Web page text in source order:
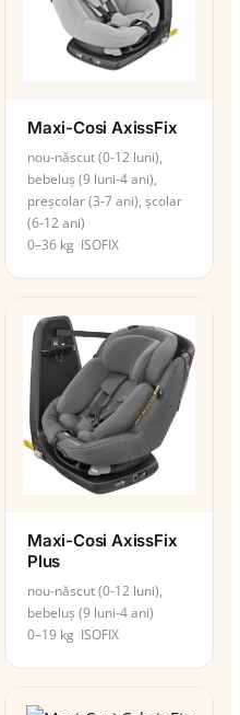
Maxi-Cosi AxissFix
nou-născut (0-12 luni),
bebeluș (9 luni-4 ani),
preșcolar (3-7 ani), școlar
(6-12 ani)
0–36 kg ISOFIX
Maxi-Cosi AxissFix
Plus
nou-născut (0-12 luni),
bebeluș (9 luni-4 ani)
0–19 kg ISOFIX